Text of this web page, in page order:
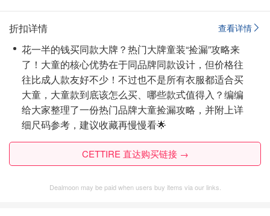
查看详情
折扣详情
花一半的钱买同款大牌？热门大牌童装“捡漏”攻略来
了！大童的核心优势在于同品牌同款设计，但价格往
往比成人款友好不少！不过也不是所有衣服都适合买
大童，大童款到底该怎么买、哪些款式值得入？编编
给大家整理了一份热门品牌大童捡漏攻略，并附上详
细尺码参考，建议收藏再慢慢看🌟
CETTIRE 直达购买链接 →
Dealmoon may be paid when users buy items via our links.